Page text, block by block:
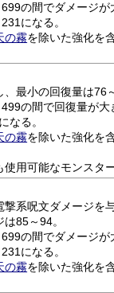
の間でダメージが
になる。
の霧を除いた強化を
最小の回復量は76
の間で回復量が大
なる。
の霧を除いた強化を
用可能なモンスター
系呪文ダメージを与
85～94。
の間でダメージが
になる。
の霧を除いた強化を